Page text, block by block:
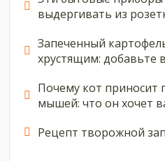
выдергивать из
Запеченный
хрустящим: добавьте
Почему кот приносит
мышей: что он хочет
Рецепт творожной